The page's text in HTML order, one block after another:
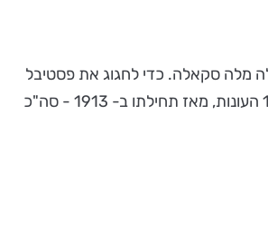
וקונצרט מיוחד של התזמורת והמקהלה מלה סקאלה. כדי לחגוג את פסטיבל
האופרה המאה של ארנה, מציג פסטיבל הקיץ לקהל הבינלאומי, את ההפקות המצליחות ביותר ואת מירב ההופעות שהועלו באמפיתיאטרון במהלך 100 העונות, מאז תחילתו ב- 1913 - סה"כ